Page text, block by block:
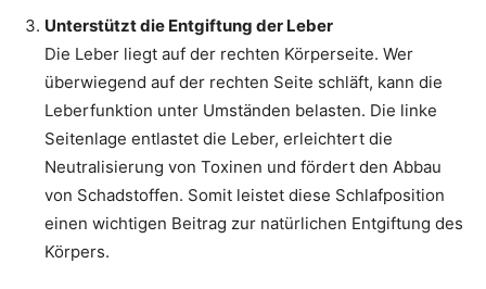
Unterstützt die Entgiftung der Leber
Die Leber liegt auf der rechten Körperseite. Wer
überwiegend auf der rechten Seite schläft, kann die
Leberfunktion unter Umständen belasten. Die linke
Seitenlage entlastet die Leber, erleichtert die
Neutralisierung von Toxinen und fördert den Abbau
von Schadstoffen. Somit leistet diese Schlafposition
einen wichtigen Beitrag zur natürlichen Entgiftung des
Körpers.